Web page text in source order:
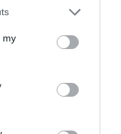
my
19 mai 2017 - 18 h 32
min
pas